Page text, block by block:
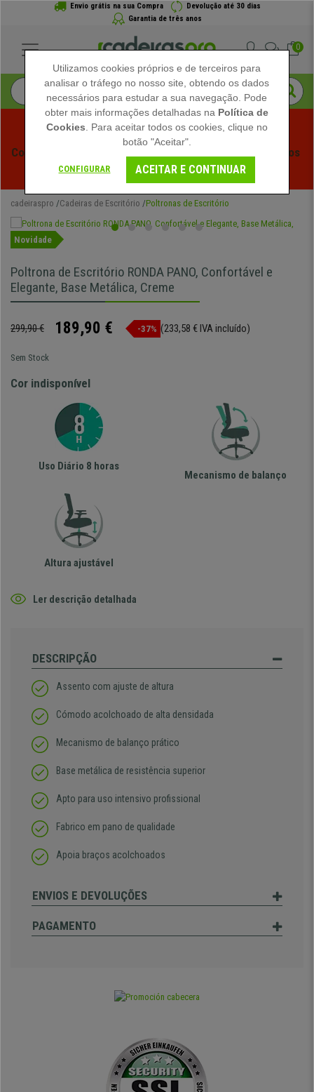
Envio grátis na sua Compra
Devolução até 30 dias
Garantia de três anos
0
Começam os Saldos de Verão em Cadeiraspro! Descontos
Exclusivos por Tempo Limitado - Ver Promoção
cadeiraspro Cadeiras de Escritório Poltronas de Escritório
Novidade
Poltrona de Escritório RONDA PANO, Confortável e
Elegante, Base Metálica, Creme
299,90 € 189,90 € -37% (233,58 € IVA incluído)
Sem Stock
Cor indisponível
Uso Diário 8 horas
Mecanismo de balanço
Altura ajustável
Ler descrição detalhada
DESCRIPÇÃO
Assento com ajuste de altura
Cómodo acolchoado de alta densidada
Mecanismo de balanço prático
Base metálica de resistência superior
Apto para uso intensivo profissional
Fabrico em pano de qualidade
Apoia braços acolchoados
ENVIOS E DEVOLUÇÕES
PAGAMENTO
Utilizamos cookies próprios e de terceiros para
analisar o tráfego no nosso site, obtendo os dados
necessários para estudar a sua navegação. Pode
obter mais informações detalhadas na Política de
Cookies . Para aceitar todos os cookies, clique no
botão "Aceitar".
CONFIGURAR ACEITAR E CONTINUAR